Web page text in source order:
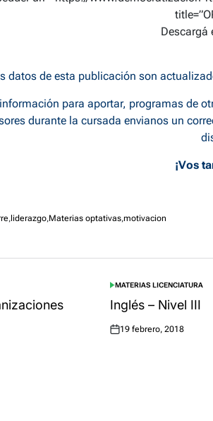
Descargá
datos de esta publicación son
para aportar, programas de
durante la cursada envianos un
¡Vos
,liderazgo,Materias optativas,motivacion
POSTED
IN
MATERIAS LICENCIATURA
Inglés – Nivel III
Posted
19 febrero, 2018